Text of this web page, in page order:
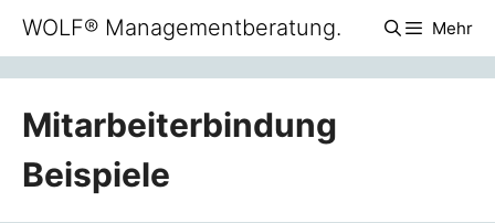
Zum
Inhalt
springen
WOLF® Managementberatung. Mehr
Mitarbeiterbindung
Beispiele